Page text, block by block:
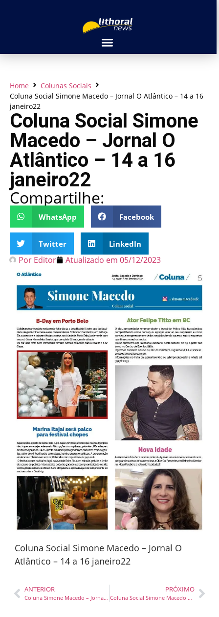
Home
Colunas Sociais
Coluna Social Simone Macedo – Jornal O Atlântico – 14 a 16
janeiro22
Coluna Social Simone
Macedo – Jornal O
Atlântico – 14 a 16
janeiro22
Compartilhe:
WhatsApp Facebook
Twitter LinkedIn
Por Editor Atualizado em 05/12/2023
Coluna Social Simone Macedo – Jornal O
Atlântico – 14 a 16 janeiro22
ANTERIOR
Coluna Simone Macedo – Jornal Diário DC – 14 dezembro/21
PRÓXIMO
Coluna Social Simone Macedo – Jornal Diário DC – 9 e 10 janeiro22